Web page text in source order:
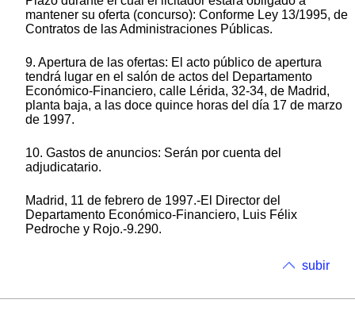
mantener su oferta (concurso): Conforme Ley 13/1995, de
Contratos de las Administraciones Públicas.
9. Apertura de las ofertas: El acto público de apertura
tendrá lugar en el salón de actos del Departamento
Económico-Financiero, calle Lérida, 32-34, de Madrid,
planta baja, a las doce quince horas del día 17 de marzo
de 1997.
10. Gastos de anuncios: Serán por cuenta del
adjudicatario.
Madrid, 11 de febrero de 1997.-El Director del
Departamento Económico-Financiero, Luis Félix
Pedroche y Rojo.-9.290.
subir